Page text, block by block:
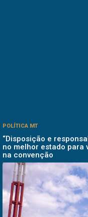
POLÍTICA MT
“Disposição e
no melhor estado para
na convenção